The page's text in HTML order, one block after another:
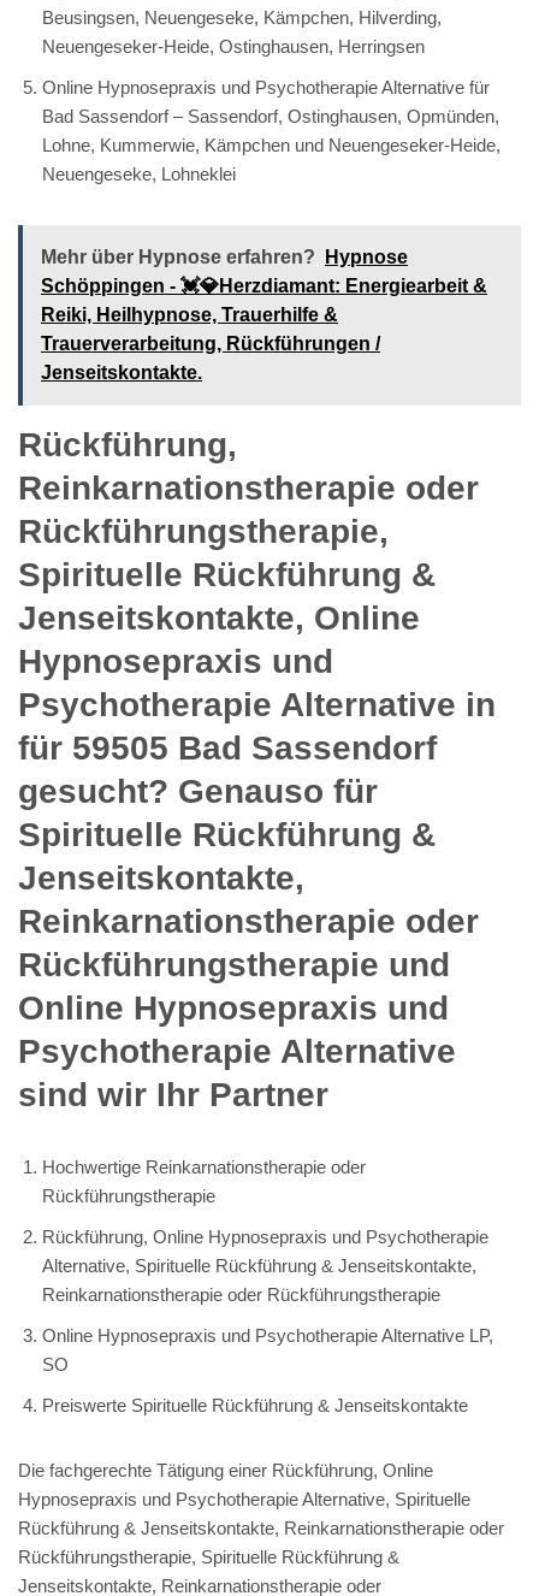
Beusingsen, Neuengeseke, Kämpchen, Hilverding,
Neuengeseker-Heide, Ostinghausen, Herringsen
Online Hypnosepraxis und Psychotherapie Alternative für
Bad Sassendorf – Sassendorf, Ostinghausen, Opmünden,
Lohne, Kummerwie, Kämpchen und Neuengeseker-Heide,
Neuengeseke, Lohneklei
Mehr über Hypnose erfahren?
Hypnose
Schöppingen - 💓️💎Herzdiamant: Energiearbeit &
Reiki, Heilhypnose, Trauerhilfe &
Trauerverarbeitung, Rückführungen /
Jenseitskontakte.
Rückführung,
Reinkarnationstherapie oder
Rückführungstherapie,
Spirituelle Rückführung &
Jenseitskontakte, Online
Hypnosepraxis und
Psychotherapie Alternative in
für 59505 Bad Sassendorf
gesucht? Genauso für
Spirituelle Rückführung &
Jenseitskontakte,
Reinkarnationstherapie oder
Rückführungstherapie und
Online Hypnosepraxis und
Psychotherapie Alternative
sind wir Ihr Partner
Hochwertige Reinkarnationstherapie oder
Rückführungstherapie
Rückführung, Online Hypnosepraxis und Psychotherapie
Alternative, Spirituelle Rückführung & Jenseitskontakte,
Reinkarnationstherapie oder Rückführungstherapie
Online Hypnosepraxis und Psychotherapie Alternative LP,
SO
Preiswerte Spirituelle Rückführung & Jenseitskontakte
Die fachgerechte Tätigung einer Rückführung, Online
Hypnosepraxis und Psychotherapie Alternative, Spirituelle
Rückführung & Jenseitskontakte, Reinkarnationstherapie oder
Rückführungstherapie, Spirituelle Rückführung &
Jenseitskontakte, Reinkarnationstherapie oder